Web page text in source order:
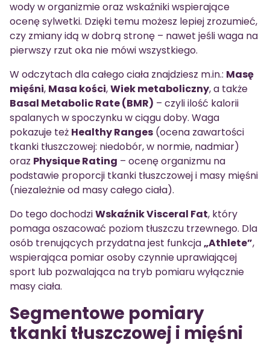
wody w organizmie oraz wskaźniki wspierające
ocenę sylwetki. Dzięki temu możesz lepiej zrozumieć,
czy zmiany idą w dobrą stronę – nawet jeśli waga na
pierwszy rzut oka nie mówi wszystkiego.
W odczytach dla całego ciała znajdziesz m.in.: Masę
mięśni, Masa kości,Wiek metaboliczny, a także
Basal Metabolic Rate (BMR) – czyli ilość kalorii
spalanych w spoczynku w ciągu doby. Waga
pokazuje też Healthy Ranges (ocena zawartości
tkanki tłuszczowej: niedobór, w normie, nadmiar)
oraz Physique Rating – ocenę organizmu na
podstawie proporcji tkanki tłuszczowej i masy mięśni
(niezależnie od masy całego ciała).
Do tego dochodziWskaźnik Visceral Fat, który
pomaga oszacować poziom tłuszczu trzewnego. Dla
osób trenujących przydatna jest funkcja„Athlete”,
wspierająca pomiar osoby czynnie uprawiającej
sport lub pozwalająca na tryb pomiaru wyłącznie
masy ciała.
Segmentowe pomiary
tkanki tłuszczowej i mięśni